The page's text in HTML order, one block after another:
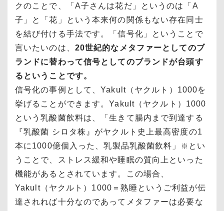
クのことで、「A子さんは花だ」というのは「A
子」と「花」という本来何の関係もない存在同士
を結び付ける手法です。「信号化」ということで
言いたいのは、 20世紀的なメタファーとしてのブ
ランドに替わって信号としてのブランドが台頭す
るということです。
信号化の事例として、Yakult（ヤクルト）1000を
挙げることができます。Yakult（ヤクルト）1000
という乳酸菌飲料は、「生きて腸内まで到達する
『乳酸菌 シロタ株』がヤクルト史上最高密度の1
本に1000億個入った、乳製品乳酸菌飲料」
※ とい
うことで、ストレス緩和や睡眠の質向上といった
機能があるとされています。この場合、
Yakult（ヤクルト）1000＝熟睡というご利益が伝
達されれば十分なのであってメタファーは必要な